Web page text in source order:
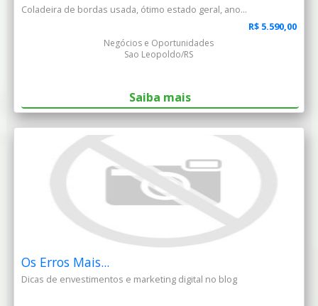
Coladeira de bordas usada, ótimo estado geral, ano...
R$ 5.590,00
Negócios e Oportunidades
Sao Leopoldo/RS
Saiba mais
Os Erros Mais...
Dicas de envestimentos e marketing digital no blog